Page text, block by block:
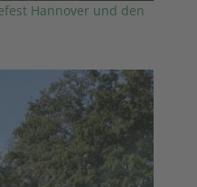
Hannover und den